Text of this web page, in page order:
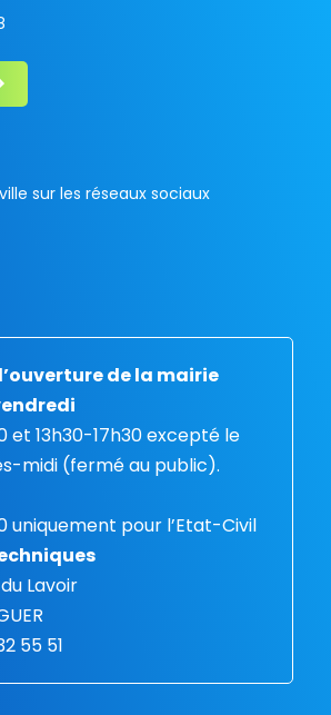
sur les réseaux sociaux
de la mairie
et 13h30-17h30 excepté le
midi (fermé au public).
uniquement pour l’Etat-Civil
Lavoir
55 51